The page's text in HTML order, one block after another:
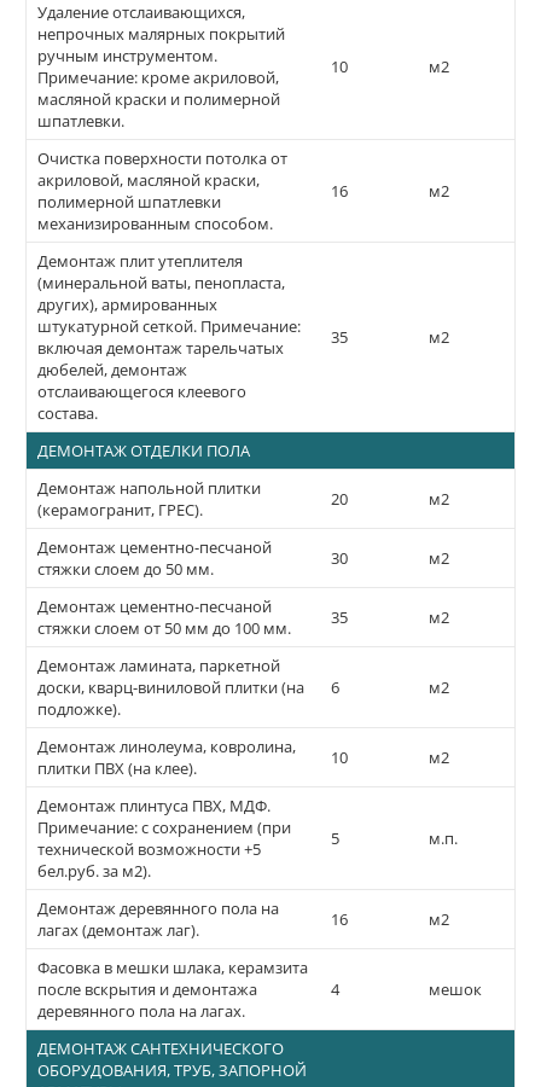
Удаление отслаивающихся,
непрочных малярных покрытий
ручным инструментом.
Примечание: кроме акриловой,
масляной краски и полимерной
шпатлевки.
10 м2
Очистка поверхности потолка от
акриловой, масляной краски,
полимерной шпатлевки
механизированным способом.
16 м2
Демонтаж плит утеплителя
(минеральной ваты, пенопласта,
других), армированных
штукатурной сеткой. Примечание:
включая демонтаж тарельчатых
дюбелей, демонтаж
отслаивающегося клеевого
состава.
35 м2
ДЕМОНТАЖ ОТДЕЛКИ ПОЛА
Демонтаж напольной плитки
(керамогранит, ГРЕС).
20 м2
Демонтаж цементно-песчаной
стяжки слоем до 50 мм.
30 м2
Демонтаж цементно-песчаной
стяжки слоем от 50 мм до 100 мм.
35 м2
Демонтаж ламината, паркетной
доски, кварц-виниловой плитки (на
подложке).
6 м2
Демонтаж линолеума, ковролина,
плитки ПВХ (на клее).
10 м2
Демонтаж плинтуса ПВХ, МДФ.
Примечание: с сохранением (при
технической возможности +5
бел.руб. за м2).
5 м.п.
Демонтаж деревянного пола на
лагах (демонтаж лаг).
16 м2
Фасовка в мешки шлака, керамзита
после вскрытия и демонтажа
деревянного пола на лагах.
4 мешок
ДЕМОНТАЖ САНТЕХНИЧЕСКОГО
ОБОРУДОВАНИЯ, ТРУБ, ЗАПОРНОЙ